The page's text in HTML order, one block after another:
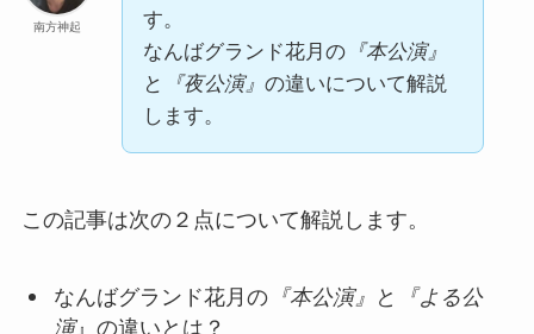
南方神起
す。
なんばグランド花月の『本公演』
と
『夜公演』 の違いについて解説
します。
この記事は次の２点について解説します。
なんばグランド花月の『本公演』 と
『よる公
演』の違いとは？